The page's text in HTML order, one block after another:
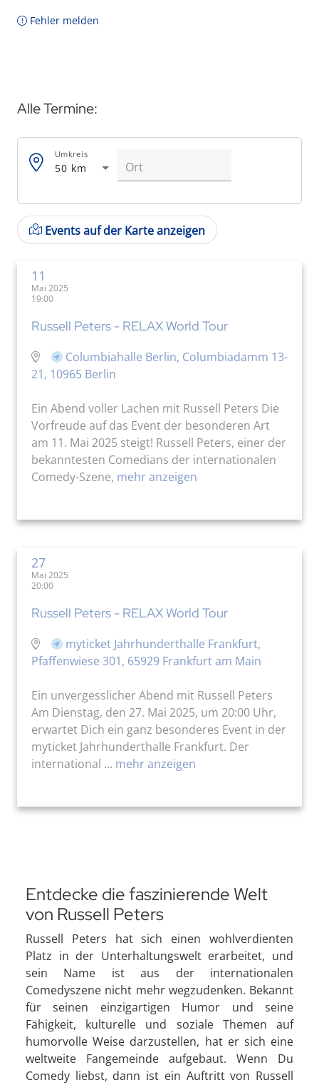
Fehler melden
Alle Termine:
50 km
Umkreis
Events auf der Karte anzeigen
11
Mai 2025
19:00
Russell Peters - RELAX World Tour
Columbiahalle Berlin, Columbiadamm 13-
21, 10965 Berlin
Ein Abend voller Lachen mit Russell Peters Die
Vorfreude auf das Event der besonderen Art
am 11. Mai 2025 steigt! Russell Peters, einer der
bekanntesten Comedians der internationalen
Comedy-Szene, mehr anzeigen
27
Mai 2025
20:00
Russell Peters - RELAX World Tour
myticket Jahrhunderthalle Frankfurt,
Pfaffenwiese 301, 65929 Frankfurt am Main
Ein unvergesslicher Abend mit Russell Peters
Am Dienstag, den 27. Mai 2025, um 20:00 Uhr,
erwartet Dich ein ganz besonderes Event in der
myticket Jahrhunderthalle Frankfurt. Der
international ... mehr anzeigen
Entdecke die faszinierende Welt
von Russell Peters
Russell Peters hat sich einen wohlverdienten
Platz in der Unterhaltungswelt erarbeitet, und
sein Name ist aus der internationalen
Comedyszene nicht mehr wegzudenken. Bekannt
für seinen einzigartigen Humor und seine
Fähigkeit, kulturelle und soziale Themen auf
humorvolle Weise darzustellen, hat er sich eine
weltweite Fangemeinde aufgebaut. Wenn Du
Comedy liebst, dann ist ein Auftritt von Russell